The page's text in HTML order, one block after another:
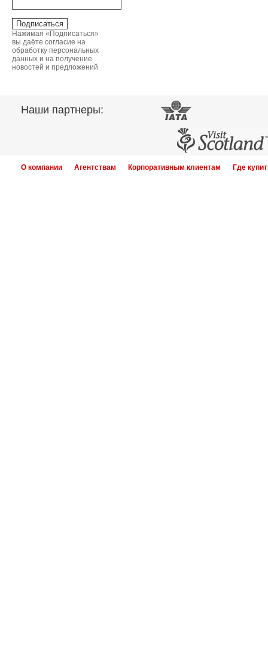
Нажимая «Подписаться»
вы даёте согласие на
обработку персональных
данных и на получение
новостей и предложений
Наши партнеры:
О компании Агентствам Корпоративным клиентам Где